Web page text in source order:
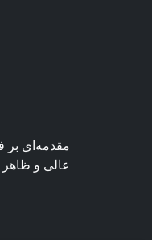
مقدمه‌ای بر
عالی و ظاهر